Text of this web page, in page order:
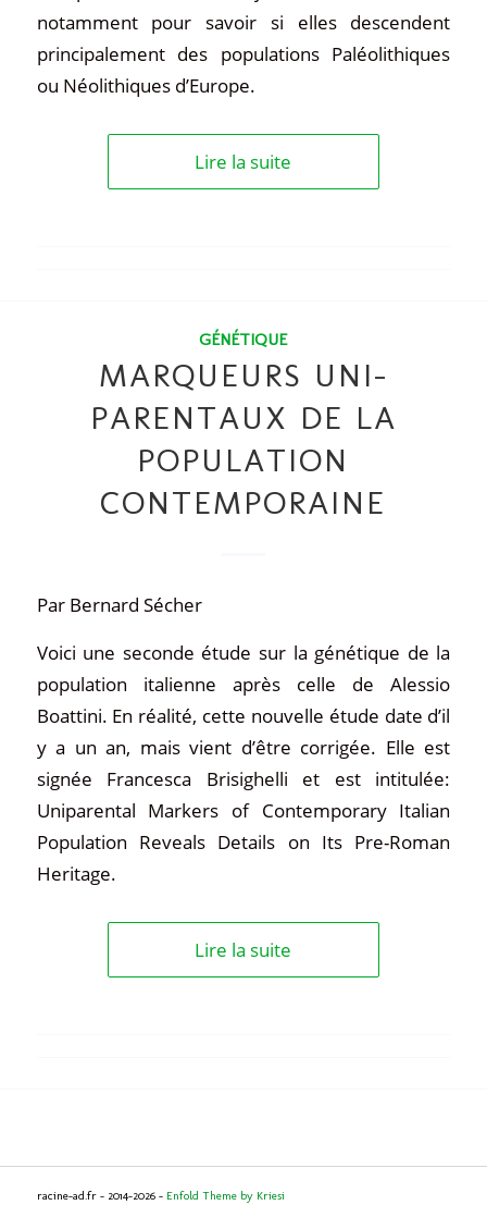
notamment pour savoir si elles descendent
principalement des populations Paléolithiques
ou Néolithiques d’Europe.
Lire la suite
GÉNÉTIQUE
MARQUEURS UNI-
PARENTAUX DE LA
POPULATION
CONTEMPORAINE
Par Bernard Sécher
Voici une seconde étude sur la génétique de la
population italienne après celle de Alessio
Boattini. En réalité, cette nouvelle étude date d’il
y a un an, mais vient d’être corrigée. Elle est
signée Francesca Brisighelli et est intitulée:
Uniparental Markers of Contemporary Italian
Population Reveals Details on Its Pre-Roman
Heritage.
Lire la suite
racine-ad.fr - 2014-2026 - Enfold Theme by Kriesi